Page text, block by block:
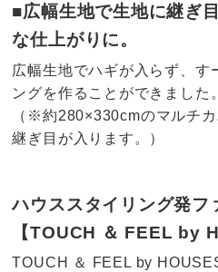
■広幅生地で生地に継ぎ
な仕上がりに。
広幅生地でハギが入らず、す
ングを作ることができました。
（※約280×330cmのマルチ
継ぎ目が入ります。）
ハウススタイリング発
【TOUCH ＆ FEEL by
TOUCH ＆ FEEL by